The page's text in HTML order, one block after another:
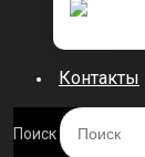
Контакты
Поиск